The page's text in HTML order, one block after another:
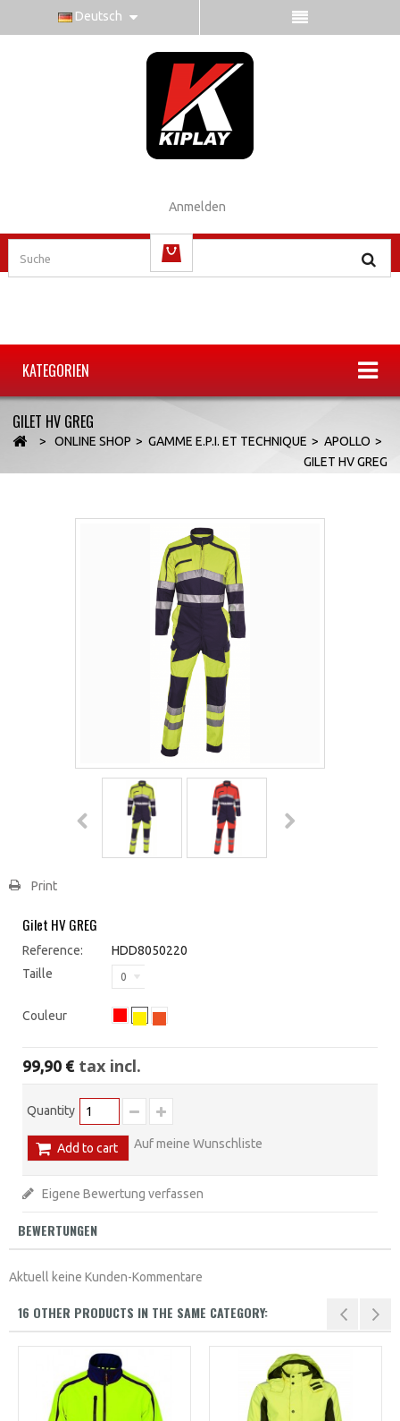
Deutsch
Anmelden
KATEGORIEN
GILET HV GREG
> ONLINE SHOP > GAMME E.P.I. ET TECHNIQUE > APOLLO >
GILET HV GREG
Print
Gilet HV GREG
Reference:
HDD8050220
Taille
0
Couleur
99,90 € tax incl.
Quantity
Add to cart Auf meine Wunschliste
Eigene Bewertung verfassen
BEWERTUNGEN
Aktuell keine Kunden-Kommentare
16 OTHER PRODUCTS IN THE SAME CATEGORY: